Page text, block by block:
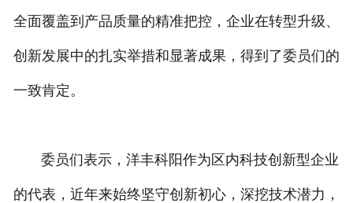
全面覆盖到产品质量的精准把控，企业在转型升级、
创新发展中的扎实举措和显著成果，得到了委员们的
一致肯定。
委员们表示，洋丰科阳作为区内科技创新型企业
的代表，近年来始终坚守创新初心，深挖技术潜力，